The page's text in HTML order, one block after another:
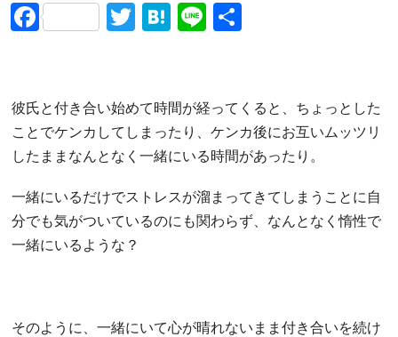
FacebookTwitter
Hatena
Line
彼氏と付き合い始めて時間が経ってくると、ちょっとした
ことでケンカしてしまったり、ケンカ後にお互いムッツリ
したままなんとなく一緒にいる時間があったり。
一緒にいるだけでストレスが溜まってきてしまうことに自
分でも気がついているのにも関わらず、なんとなく惰性で
一緒にいるような？
そのように、一緒にいて心が晴れないまま付き合いを続け